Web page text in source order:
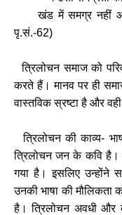
खंड में समग्र नहीं
पृ.सं.-62)
त्रिलोचन समाज को
करते हैं। मानव पर ही
वास्तविक स्रष्टा है और वही
त्रिलोचन की काव्य-
त्रिलोचन जन के कवि है।
गया है। इसलिए उन्होंने
उनकी भाषा की मौलिकता
है। त्रिलोचन अवधी और